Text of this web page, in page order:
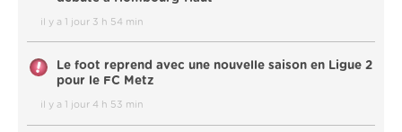
il y a 1 jour 3 h 54 min
Le foot reprend avec une nouvelle saison en Ligue 2
pour le FC Metz
il y a 1 jour 4 h 53 min